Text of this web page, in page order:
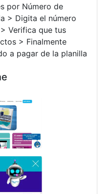
por Número de
> Digita el número
Verifica que tus
> Finalmente
a pagar de la planilla